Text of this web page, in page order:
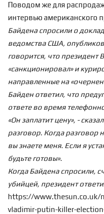
Поводом же для
интервью американского
Байдена спросили о
ведомства США,
говорится, что президент
«санкционировал» и
направленные на
Байден ответил, что
ответе во время
«Он заплатит цену», -
разговор. Когдаразговор
вы знаете меня. Если я
будьте готовы».
Когда Байдена спросили,
убийцей, президент
https://www.thesun.co.uk/
vladimir-putin-killer-